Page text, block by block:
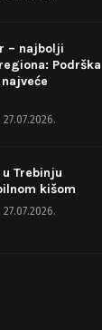
– najbolji
Podrška
Trebinju
kišom